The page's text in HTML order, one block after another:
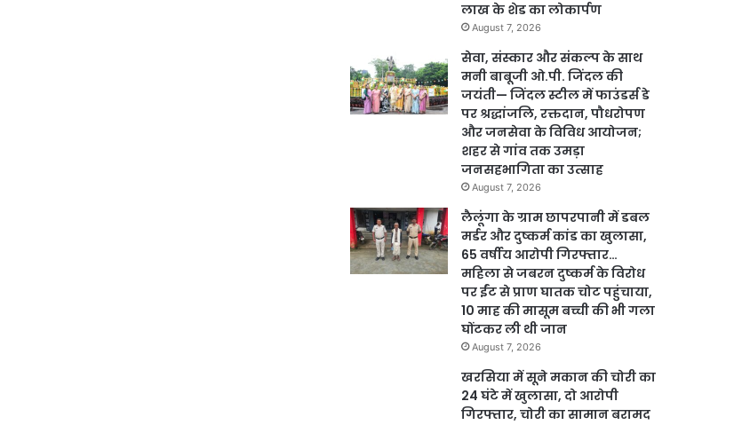
लाख के शेड का लोकार्पण
August 7, 2026
सेवा, संस्कार और संकल्प के साथ
मनी बाबूजी ओ.पी. जिंदल की
जयंती— जिंदल स्टील में फाउंडर्स डे
पर श्रद्धांजलि, रक्तदान, पौधरोपण
और जनसेवा के विविध आयोजन;
शहर से गांव तक उमड़ा
जनसहभागिता का उत्साह
August 7, 2026
लैलूंगा के ग्राम छापरपानी में डबल
मर्डर और दुष्कर्म कांड का खुलासा,
65 वर्षीय आरोपी गिरफ्तार…
महिला से जबरन दुष्कर्म के विरोध
पर ईंट से प्राण घातक चोट पहुंचाया,
10 माह की मासूम बच्ची की भी गला
घोंटकर ली थी जान
August 7, 2026
खरसिया में सूने मकान की चोरी का
24 घंटे में खुलासा, दो आरोपी
गिरफ्तार, चोरी का सामान बरामद